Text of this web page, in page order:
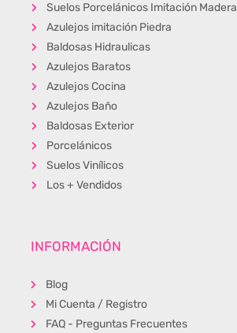
Suelos Porcelánicos Imitación Madera
Azulejos imitación Piedra
Baldosas Hidraulicas
Azulejos Baratos
Azulejos Cocina
Azulejos Baño
Baldosas Exterior
Porcelánicos
Suelos Vinílicos
Los + Vendidos
INFORMACIÓN
Blog
Mi Cuenta / Registro
FAQ - Preguntas Frecuentes